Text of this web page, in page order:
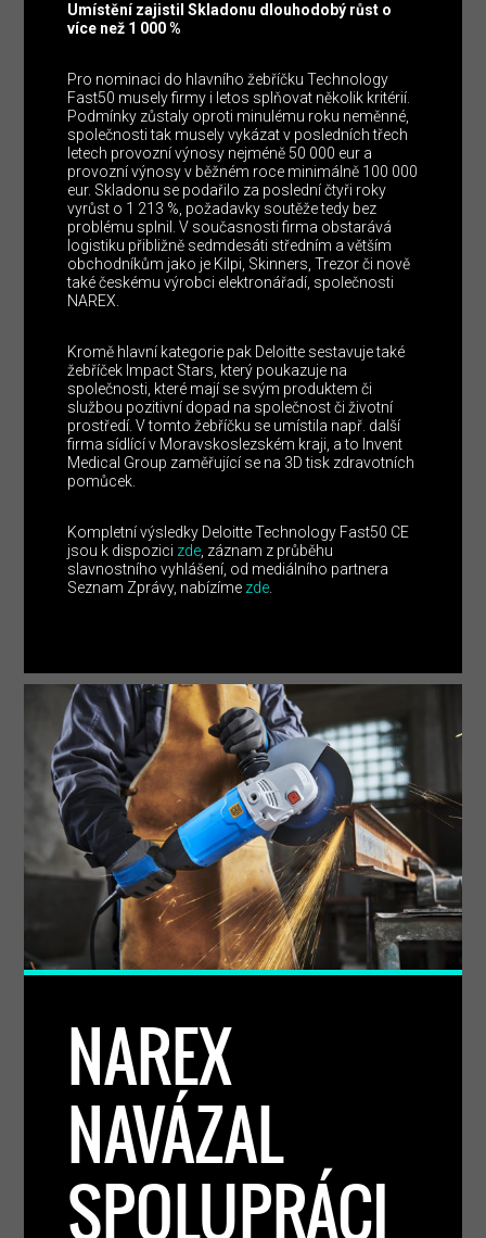
Umístění zajistil Skladonu dlouhodobý růst o
více než 1 000 %
Pro nominaci do hlavního žebříčku Technology
Fast50 musely firmy i letos splňovat několik kritérií.
Podmínky zůstaly oproti minulému roku neměnné,
společnosti tak musely vykázat v posledních třech
letech provozní výnosy nejméně 50 000 eur a
provozní výnosy v běžném roce minimálně 100 000
eur. Skladonu se podařilo za poslední čtyři roky
vyrůst o 1 213 %, požadavky soutěže tedy bez
problému splnil. V současnosti firma obstarává
logistiku přibližně sedmdesáti středním a větším
obchodníkům jako je Kilpi, Skinners, Trezor či nově
také českému výrobci elektronářadí, společnosti
NAREX.
Kromě hlavní kategorie pak Deloitte sestavuje také
žebříček Impact Stars, který poukazuje na
společnosti, které mají se svým produktem či
službou pozitivní dopad na společnost či životní
prostředí. V tomto žebříčku se umístila např. další
firma sídlící v Moravskoslezském kraji, a to Invent
Medical Group zaměřující se na 3D tisk zdravotních
pomůcek.
Kompletní výsledky Deloitte Technology Fast50 CE
jsou k dispozici zde, záznam z průběhu
slavnostního vyhlášení, od mediálního partnera
Seznam Zprávy, nabízíme zde.
NAREX
NAVÁZAL
SPOLUPRÁCI